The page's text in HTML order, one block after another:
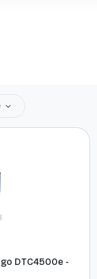
DTC4500e -